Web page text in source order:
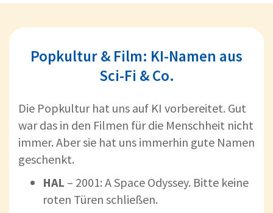
Popkultur & Film: KI-Namen aus
Sci-Fi & Co.
Die Popkultur hat uns auf KI vorbereitet. Gut
war das in den Filmen für die Menschheit nicht
immer. Aber sie hat uns immerhin gute Namen
geschenkt.
HAL – 2001: A Space Odyssey. Bitte keine
roten Türen schließen.